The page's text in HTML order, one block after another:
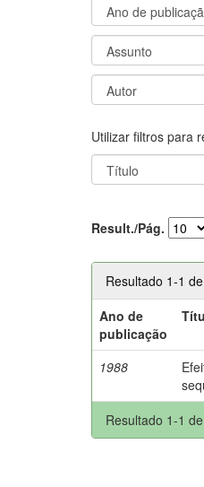
Utilizar filtros para
Result./Pág.
Resultado 1-1
Ano de
publicação
1988
Resultado 1-1